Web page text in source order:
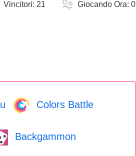
Vincitori:21 Giocando Ora:0
Colors Battle
Backgammon